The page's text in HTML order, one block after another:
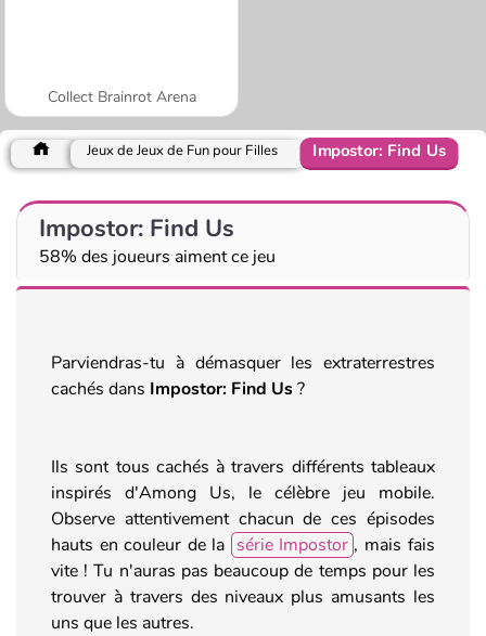
Collect Brainrot Arena
Jeux de Jeux de Fun pour Filles Impostor: Find Us
Impostor: Find Us
58% des joueurs aiment ce jeu
Parviendras-tu à démasquer les extraterrestres
cachés dans Impostor: Find Us?
Ils sont tous cachés à travers différents tableaux
inspirés d'Among Us, le célèbre jeu mobile.
Observe attentivement chacun de ces épisodes
hauts en couleur de la série Impostor , mais fais
vite ! Tu n'auras pas beaucoup de temps pour les
trouver à travers des niveaux plus amusants les
uns que les autres.